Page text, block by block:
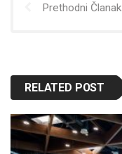
Prethodni Članak
RELATED POST